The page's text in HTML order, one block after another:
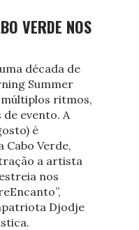
VERDE NOS
década de
Summer
ritmos,
evento. A
é
Verde,
a artista
nos
Djodje